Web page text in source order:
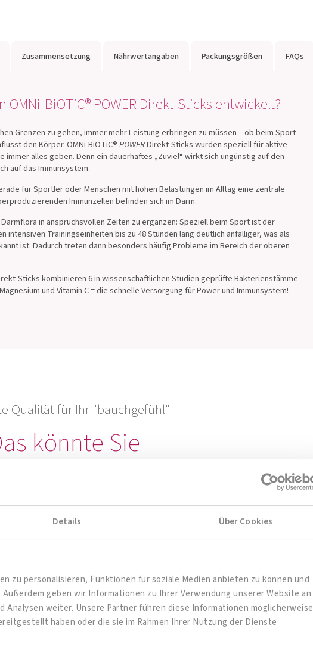
Details Über Cookies
zu personalisieren, Funktionen für soziale Medien anbieten zu können und
geben wir Informationen zu Ihrer Verwendung unserer Website an
Analysen weiter. Unsere Partner führen diese Informationen möglicherweise
haben oder die sie im Rahmen Ihrer Nutzung der Dienste
Zusammensetzung Nährwertangaben Packungsgrößen FAQs
OMNi-BiOTiC® POWER Direkt-Sticks entwickelt?
Grenzen zu gehen, immer mehr Leistung erbringen zu müssen – ob beim Sport
den Körper. OMNi-BiOTiC®POWERDirekt-Sticks wurden speziell für aktive
immer alles geben. Denn ein dauerhaftes „Zuviel“ wirkt sich ungünstig auf den
auf das Immunsystem.
für Sportler oder Menschen mit hohen Belastungen im Alltag eine zentrale
Immunzellen befinden sich im Darm.
in anspruchsvollen Zeiten zu ergänzen: Speziell beim Sport ist der
intensiven Trainingseinheiten bis zu 48 Stunden lang deutlich anfälliger, was als
ist: Dadurch treten dann besonders häufig Probleme im Bereich der oberen
Sticks kombinieren 6 in wissenschaftlichen Studien geprüfte Bakterienstämme
und Vitamin C = die schnelle Versorgung für Power und Immunsystem!
Qualität für Ihr "bauchgefühl"
könnte Sie
Zum Produktberater